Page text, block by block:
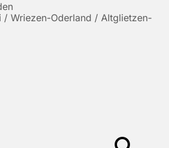
/ Wriezen-Oderland / Altglietzen-